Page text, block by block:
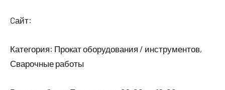
Cайт:
Категория: Прокат оборудования / инструментов,
Сварочные работы